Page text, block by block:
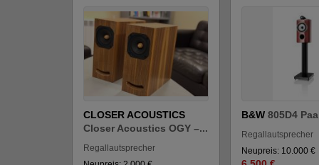
CLOSER ACOUSTICS
Closer Acoustics OGY –...
Regallautsprecher
B&W 805D4
Regallautsprecher
Neupreis: 10.000 €